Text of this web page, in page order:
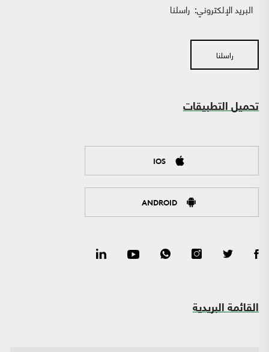
البريد الإلكتروني: راسلنا
راسلنا
تحميل التطبيقات
IOS
ANDROID
القائمة البريدية